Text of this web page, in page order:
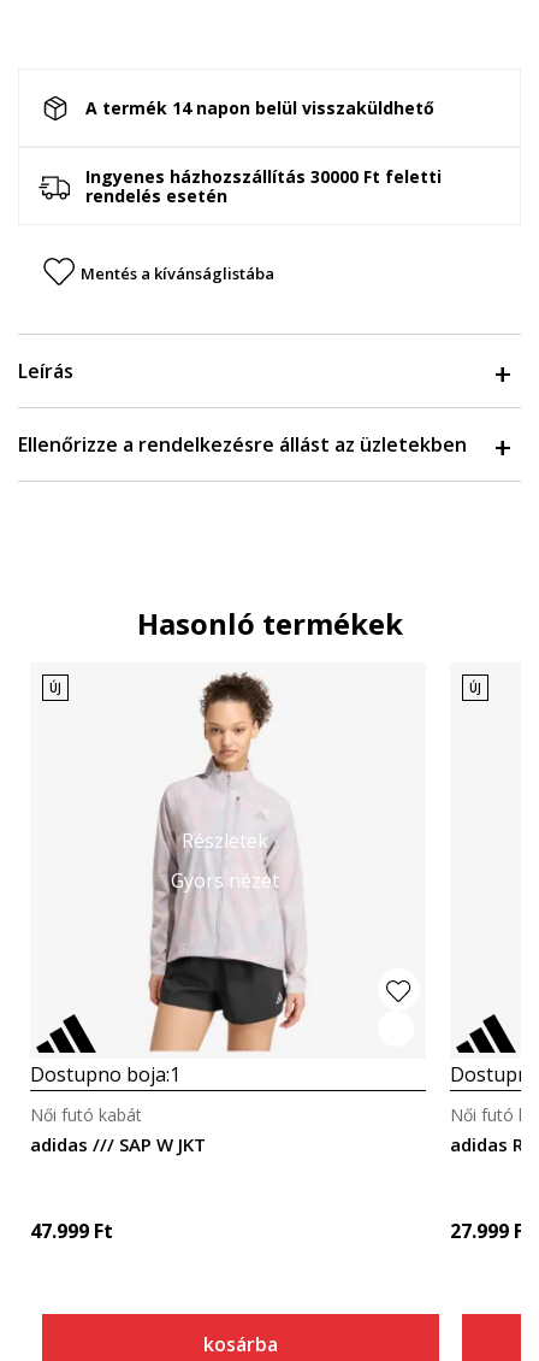
A termék 14 napon belül visszaküldhető
Ingyenes házhozszállítás 30000 Ft feletti
rendelés esetén
Mentés a kívánságlistába
Leírás
Ellenőrizze a rendelkezésre állást az üzletekben
Hasonló termékek
Részletek
Gyors nézet
ÚJ
Dostupno boja:1
adidas /// SAP W JKT
Női futó kabát
47.999 Ft
kosárba
ÚJ
adidas
Női futó
27.999 Ft